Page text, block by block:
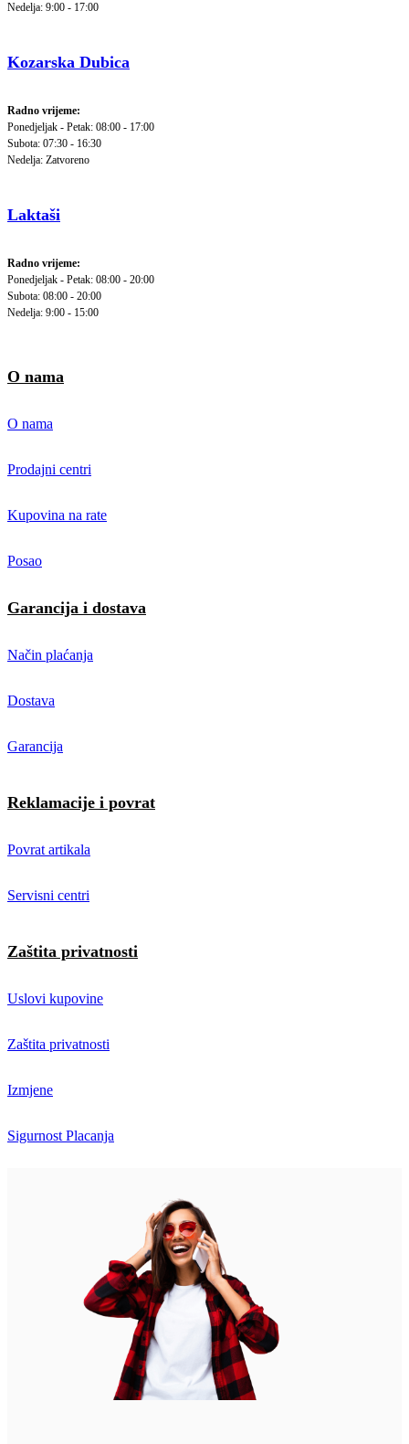
Nedelja: 9:00 - 17:00
Kozarska Dubica
Radno vrijeme:
Ponedjeljak - Petak: 08:00 - 17:00
Subota: 07:30 - 16:30
Nedelja: Zatvoreno
Laktaši
Radno vrijeme:
Ponedjeljak - Petak: 08:00 - 20:00
Subota: 08:00 - 20:00
Nedelja: 9:00 - 15:00
O nama
O nama
Prodajni centri
Kupovina na rate
Posao
Garancija i dostava
Način plaćanja
Dostava
Garancija
Reklamacije i povrat
Povrat artikala
Servisni centri
Zaštita privatnosti
Uslovi kupovine
Zaštita privatnosti
Izmjene
Sigurnost Placanja